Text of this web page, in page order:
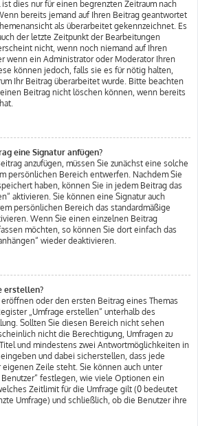
dies nur für einen begrenzten Zeitraum nach
bereits jemand auf Ihren Beitrag geantwortet
als überarbeitet gekennzeichnet. Es
der letzte Zeitpunkt der Bearbeitungen
nicht, wenn noch niemand auf Ihren
wenn ein Administrator oder Moderator Ihren
können jedoch, falls sie es für nötig halten,
Ihr Beitrag überarbeitet wurde. Bitte beachten
Beitrag nicht löschen können, wenn bereits
eine Signatur anfügen?
anzufügen, müssen Sie zunächst eine solche
persönlichen Bereich entwerfen. Nachdem Sie
haben, können Sie in jedem Beitrag das
aktivieren. Sie können eine Signatur auch
persönlichen Bereich das standardmäßige
Wenn Sie einen einzelnen Beitrag
möchten, so können Sie dort einfach das
wieder deaktivieren.
erstellen?
oder den ersten Beitrag eines Themas
„Umfrage erstellen“ unterhalb des
Sollten Sie diesen Bereich nicht sehen
nicht die Berechtigung, Umfragen zu
und mindestens zwei Antwortmöglichkeiten in
und dabei sicherstellen, dass jede
Zeile steht. Sie können auch unter
festlegen, wie viele Optionen ein
Zeitlimit für die Umfrage gilt (0 bedeutet
Umfrage) und schließlich, ob die Benutzer ihre